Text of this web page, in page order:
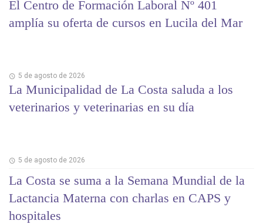
El Centro de Formación Laboral Nº 401
amplía su oferta de cursos en Lucila del Mar
5 de agosto de 2026
La Municipalidad de La Costa saluda a los
veterinarios y veterinarias en su día
5 de agosto de 2026
La Costa se suma a la Semana Mundial de la
Lactancia Materna con charlas en CAPS y
hospitales